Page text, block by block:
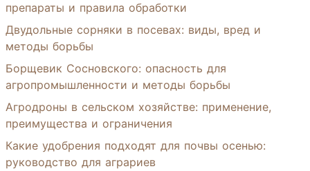
препараты и правила обработки
Двудольные сорняки в посевах: виды, вред и
методы борьбы
Борщевик Сосновского: опасность для
агропромышленности и методы борьбы
Агродроны в сельском хозяйстве: применение,
преимущества и ограничения
Какие удобрения подходят для почвы осенью:
руководство для аграриев